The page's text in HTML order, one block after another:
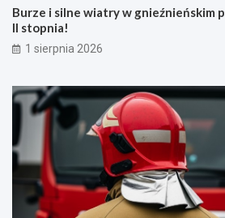
Burze i silne wiatry w gnieźnieńskim
II stopnia!
1 sierpnia 2026